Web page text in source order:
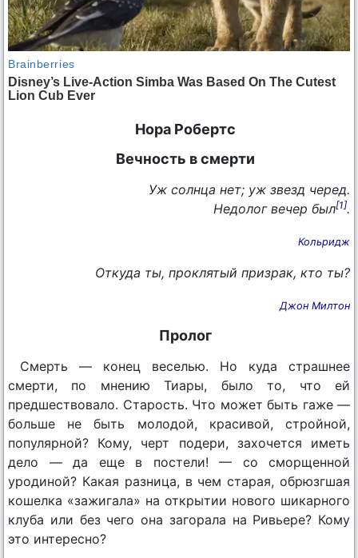
Нора Робертс
Вечность в смерти
Уж солнца нет; уж звезд черед.
Недолог вечер был[1].
Кольридж
Откуда ты, проклятый призрак, кто ты?
Джон Милтон
Пролог
Смерть — конец веселью. Но куда страшнее
смерти, по мнению Тиары, было то, что ей
предшествовало. Старость. Что может быть гаже —
больше не быть молодой, красивой, стройной,
популярной? Кому, черт подери, захочется иметь
дело — да еще в постели! — со сморщенной
уродиной? Какая разница, в чем старая, обрюзгшая
кошелка «зажигала» на открытии нового шикарного
клуба или без чего она загорала на Ривьере? Кому
это интересно?